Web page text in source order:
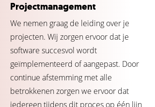
Projectmanagement
We nemen graag de leiding over je
projecten. Wij zorgen ervoor dat je
software succesvol wordt
geïmplementeerd of aangepast. Door
continue afstemming met alle
betrokkenen zorgen we ervoor dat
iedereen tijdens dit proces op één lijn